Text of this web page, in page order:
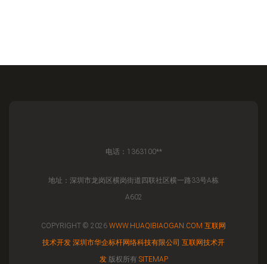
电话：1363100**
地址：深圳市龙岗区横岗街道四联社区横一路33号A栋
A602
COPYRIGHT © 2026 WWW.HUAQIBIAOGAN.COM 互联网
技术开发 深圳市华企标杆网络科技有限公司 互联网技术开
发版权所有 SITEMAP